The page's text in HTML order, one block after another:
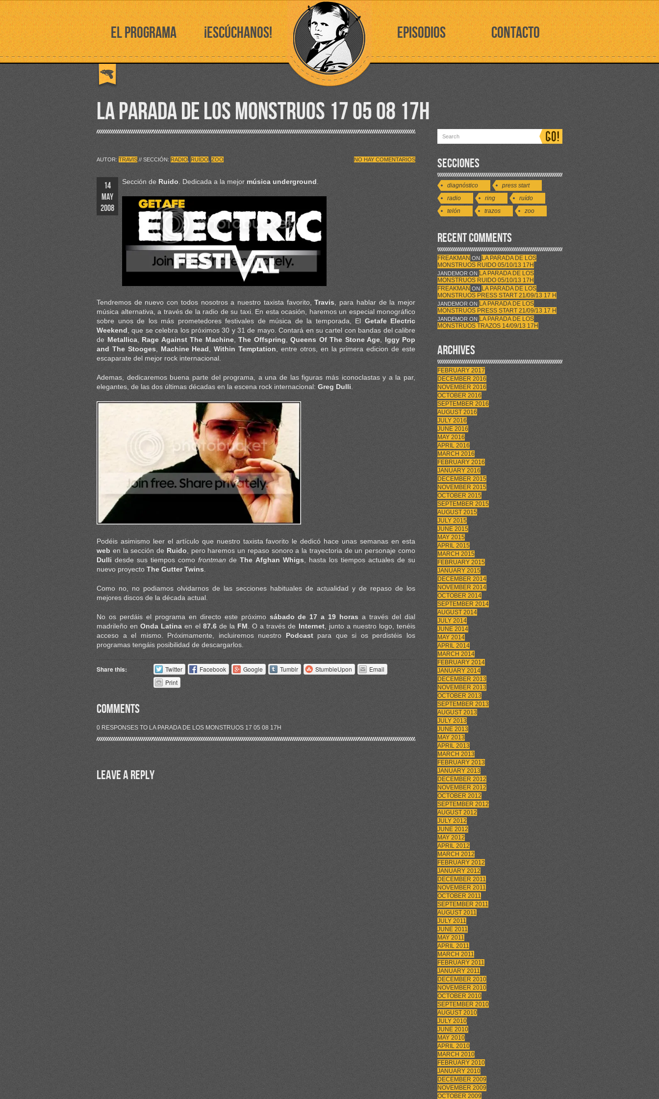
EL PROGRAMA ¡ESCÚCHANOS! EPISODIOS CONTACTO
LA PARADA DE LOS MONSTRUOS 17 05 08 17H
AUTOR: TRAVIS // SECCIÓN: RADIO RUÍDO ZOO NO HAY COMENTARIOS
14
MAY
2008
Sección de Ruido . Dedicada a la mejor música underground
Tendremos de nuevo con todos nosotros a nuestro taxista favorito,Travis , para hablar de la mejor
música alternativa, a través de la radio de su taxi. En esta ocasión, haremos un especial monográfico
sobre unos de los más prometedores festivales de música de la temporada, El Getafe Electric
Weekend , que se celebra los próximos 30 y 31 de mayo. Contará en su cartel con bandas del calibre
de Metallica, Rage Against The Machine, The Offspring Queens Of The Stone Age
Iggy Pop
and The Stooges
Machine Head ,Within Temptation , entre otros, en la primera edicion de este
escaparate del mejor rock internacional.
Ademas, dedicaremos buena parte del programa, a una de las figuras más iconoclastas y a la par,
elegantes, de las dos últimas décadas en la escena rock internacional: Greg Dulli
Podéis asimismo leer el artículo que nuestro taxista favorito le dedicó hace unas semanas en esta
web en la sección de Ruido , pero haremos un repaso sonoro a la trayectoria de un personaje como
Dulli desde sus tiempos comofrontman deThe Afghan Whigs , hasta los tiempos actuales de su
nuevo proyecto The Gutter Twins
Como no, no podiamos olvidarnos de las secciones habituales de actualidad y de repaso de los
mejores discos de la década actual.
No os perdáis el programa en directo este próximo sábado de 17 a 19 horas a través del dial
madrileño enOnda Latina en el 87.6de la FM . O a través de Internet, junto a nuestro logo, tenéis
acceso a el mismo. Próximamente, incluiremos nuestro Podcastpara que si os perdistéis los
programas tengáis posibilidad de descargarlos.
Share this: Twitter Facebook Google Tumblr StumbleUpon
Email
Print
COMMENTS
0 RESPONSES TO LA PARADA DE LOS MONSTRUOS 17 05 08 17H
Leave a Reply
SECCIONES
diagnóstico
press start
radio
ring
ruído
telón
trazos zoo
RECENT COMMENTS
FREAKMAN ON LA PARADA DE LOS
MONSTRUOS RUIDO 05/10/13 17H
JANDEMOR ON LA PARADA DE LOS
MONSTRUOS RUIDO 05/10/13 17H
FREAKMAN ON LA PARADA DE LOS
MONSTRUOS PRESS START 21/09/13 17 H
JANDEMOR ON LA PARADA DE LOS
MONSTRUOS PRESS START 21/09/13 17 H
JANDEMOR ON LA PARADA DE LOS
MONSTRUOS TRAZOS 14/09/13 17H
ARCHIVES
FEBRUARY 2017
DECEMBER 2016
NOVEMBER 2016
OCTOBER 2016
SEPTEMBER 2016
AUGUST 2016
JULY 2016
JUNE 2016
MAY 2016
APRIL 2016
MARCH 2016
FEBRUARY 2016
JANUARY 2016
DECEMBER 2015
NOVEMBER 2015
OCTOBER 2015
SEPTEMBER 2015
AUGUST 2015
JULY 2015
JUNE 2015
MAY 2015
APRIL 2015
MARCH 2015
FEBRUARY 2015
JANUARY 2015
DECEMBER 2014
NOVEMBER 2014
OCTOBER 2014
SEPTEMBER 2014
AUGUST 2014
JULY 2014
JUNE 2014
MAY 2014
APRIL 2014
MARCH 2014
FEBRUARY 2014
JANUARY 2014
DECEMBER 2013
NOVEMBER 2013
OCTOBER 2013
SEPTEMBER 2013
AUGUST 2013
JULY 2013
JUNE 2013
MAY 2013
APRIL 2013
MARCH 2013
FEBRUARY 2013
JANUARY 2013
DECEMBER 2012
NOVEMBER 2012
OCTOBER 2012
SEPTEMBER 2012
AUGUST 2012
JULY 2012
JUNE 2012
MAY 2012
APRIL 2012
MARCH 2012
FEBRUARY 2012
JANUARY 2012
DECEMBER 2011
NOVEMBER 2011
OCTOBER 2011
SEPTEMBER 2011
AUGUST 2011
JULY 2011
JUNE 2011
MAY 2011
APRIL 2011
MARCH 2011
FEBRUARY 2011
JANUARY 2011
DECEMBER 2010
NOVEMBER 2010
OCTOBER 2010
SEPTEMBER 2010
AUGUST 2010
JULY 2010
JUNE 2010
MAY 2010
APRIL 2010
MARCH 2010
FEBRUARY 2010
JANUARY 2010
DECEMBER 2009
NOVEMBER 2009
OCTOBER 2009